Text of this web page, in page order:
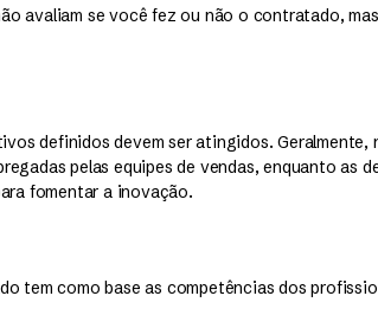
avaliam se você fez ou não o contratado,
definidos devem ser atingidos. Geralmente,
pelas equipes de vendas, enquanto as
fomentar a inovação.
tem como base as competências dos